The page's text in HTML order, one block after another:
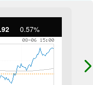
0.57%